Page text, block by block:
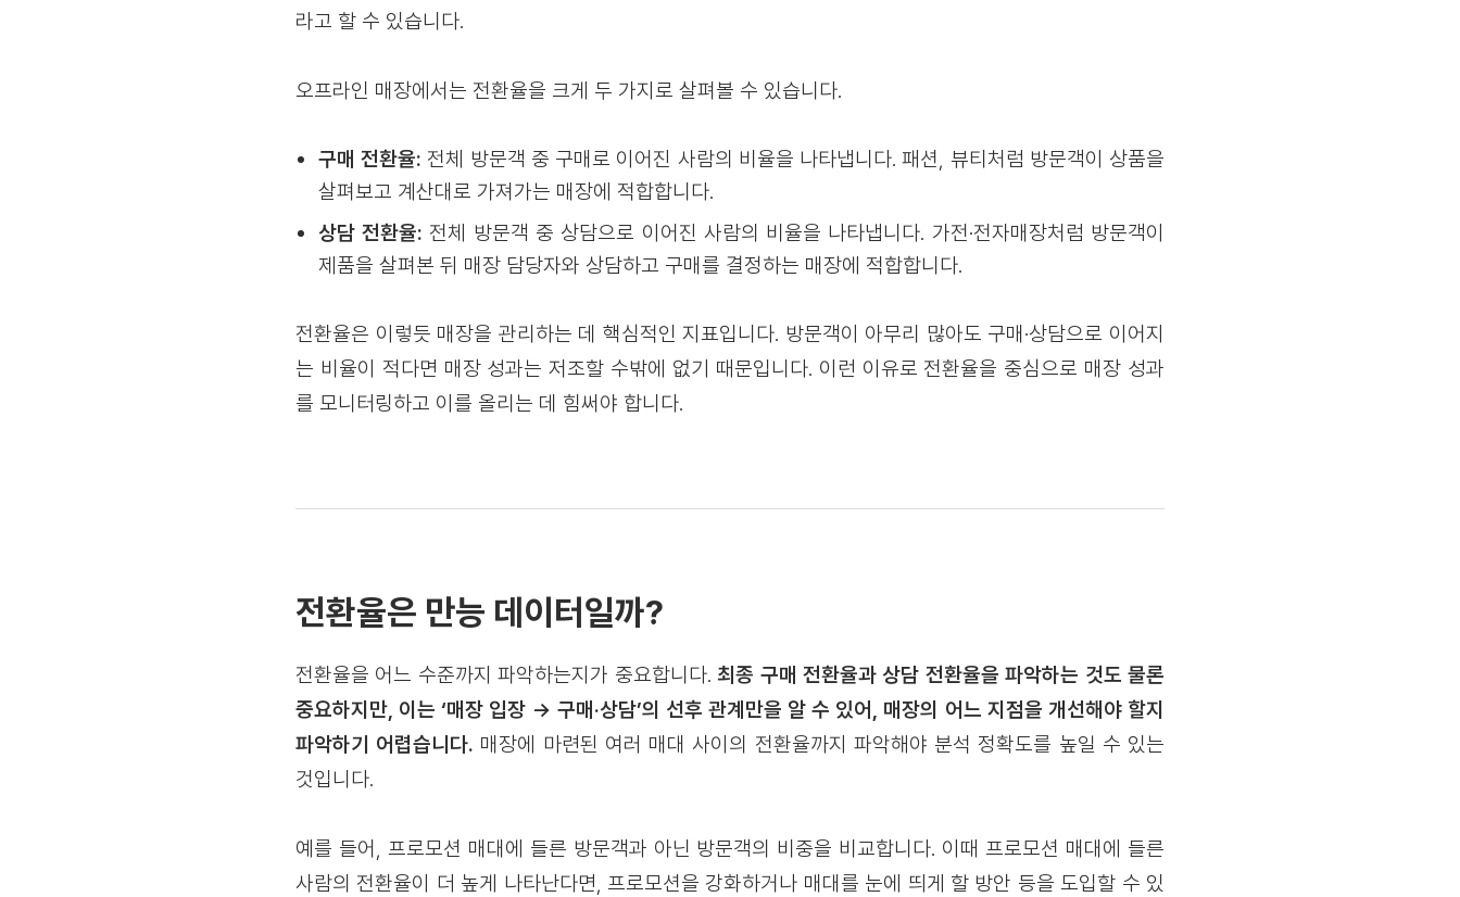
라고 할 수 있습니다.
오프라인 매장에서는 전환율을 크게 두 가지로 살펴볼 수 있습니다.
구매 전환율: 전체 방문객 중 구매로 이어진 사람의 비율을 나타냅니다. 패션, 뷰티처럼 방문객이 상품을
살펴보고 계산대로 가져가는 매장에 적합합니다.
상담 전환율: 전체 방문객 중 상담으로 이어진 사람의 비율을 나타냅니다. 가전·전자매장처럼 방문객이
제품을 살펴본 뒤 매장 담당자와 상담하고 구매를 결정하는 매장에 적합합니다.
전환율은 이렇듯 매장을 관리하는 데 핵심적인 지표입니다. 방문객이 아무리 많아도 구매·상담으로 이어지
는 비율이 적다면 매장 성과는 저조할 수밖에 없기 때문입니다. 이런 이유로 전환율을 중심으로 매장 성과
를 모니터링하고 이를 올리는 데 힘써야 합니다.
전환율은 만능 데이터일까?
전환율을 어느 수준까지 파악하는지가 중요합니다.최종 구매 전환율과 상담 전환율을 파악하는 것도 물론
중요하지만, 이는 ‘매장 입장 → 구매·상담’의 선후 관계만을 알 수 있어, 매장의 어느 지점을 개선해야 할지
파악하기 어렵습니다. 매장에 마련된 여러 매대 사이의 전환율까지 파악해야 분석 정확도를 높일 수 있는
것입니다.
예를 들어, 프로모션 매대에 들른 방문객과 아닌 방문객의 비중을 비교합니다. 이때 프로모션 매대에 들른
사람의 전환율이 더 높게 나타난다면, 프로모션을 강화하거나 매대를 눈에 띄게 할 방안 등을 도입할 수 있